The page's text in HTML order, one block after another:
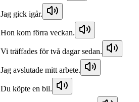
Jag gick igår.
Hon kom förra veckan.
Vi träffades för två dagar sedan.
Jag avslutade mitt arbete.
Du köpte en bil.